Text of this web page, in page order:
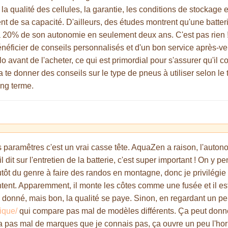
qualité des cellules, la garantie, les conditions de stockage
de sa capacité. D'ailleurs, des études montrent qu'une
de son autonomie en seulement deux ans. C'est pas
de conseils personnalisés et d'un bon service après-
avant de l'acheter, ce qui est primordial pour s'assurer qu'il
donner des conseils sur le type de pneus à utiliser selon
terme.
c'est un vrai casse tête. AquaZen a raison,
sur l'entretien de la batterie, c'est super important ! On y
du genre à faire des randos en montagne, donc je
Apparemment, il monte les côtes comme une fusée et il
mais bon, la qualité se paye. Sinon, en regardant un
qui compare pas mal de modèles différents. Ça peut
pas mal de marques que je connais pas, ça ouvre un peu